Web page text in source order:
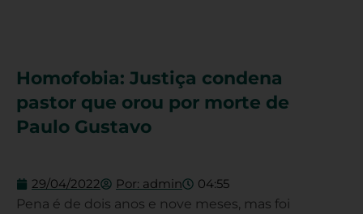
Homofobia: Justiça condena
pastor que orou por morte de
Paulo Gustavo
29/04/2022 Por: admin 04:55
Pena é de dois anos e nove meses, mas foi